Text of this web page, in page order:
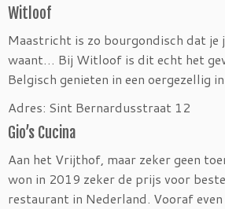
Witloof
Maastricht is zo bourgondisch dat je
waant… Bij Witloof is dit echt het
Belgisch genieten in een oergezellig
Adres: Sint Bernardusstraat 12
Gio’s Cucina
Aan het Vrijthof, maar zeker geen
won in 2019 zeker de prijs voor
restaurant in Nederland. Vooraf